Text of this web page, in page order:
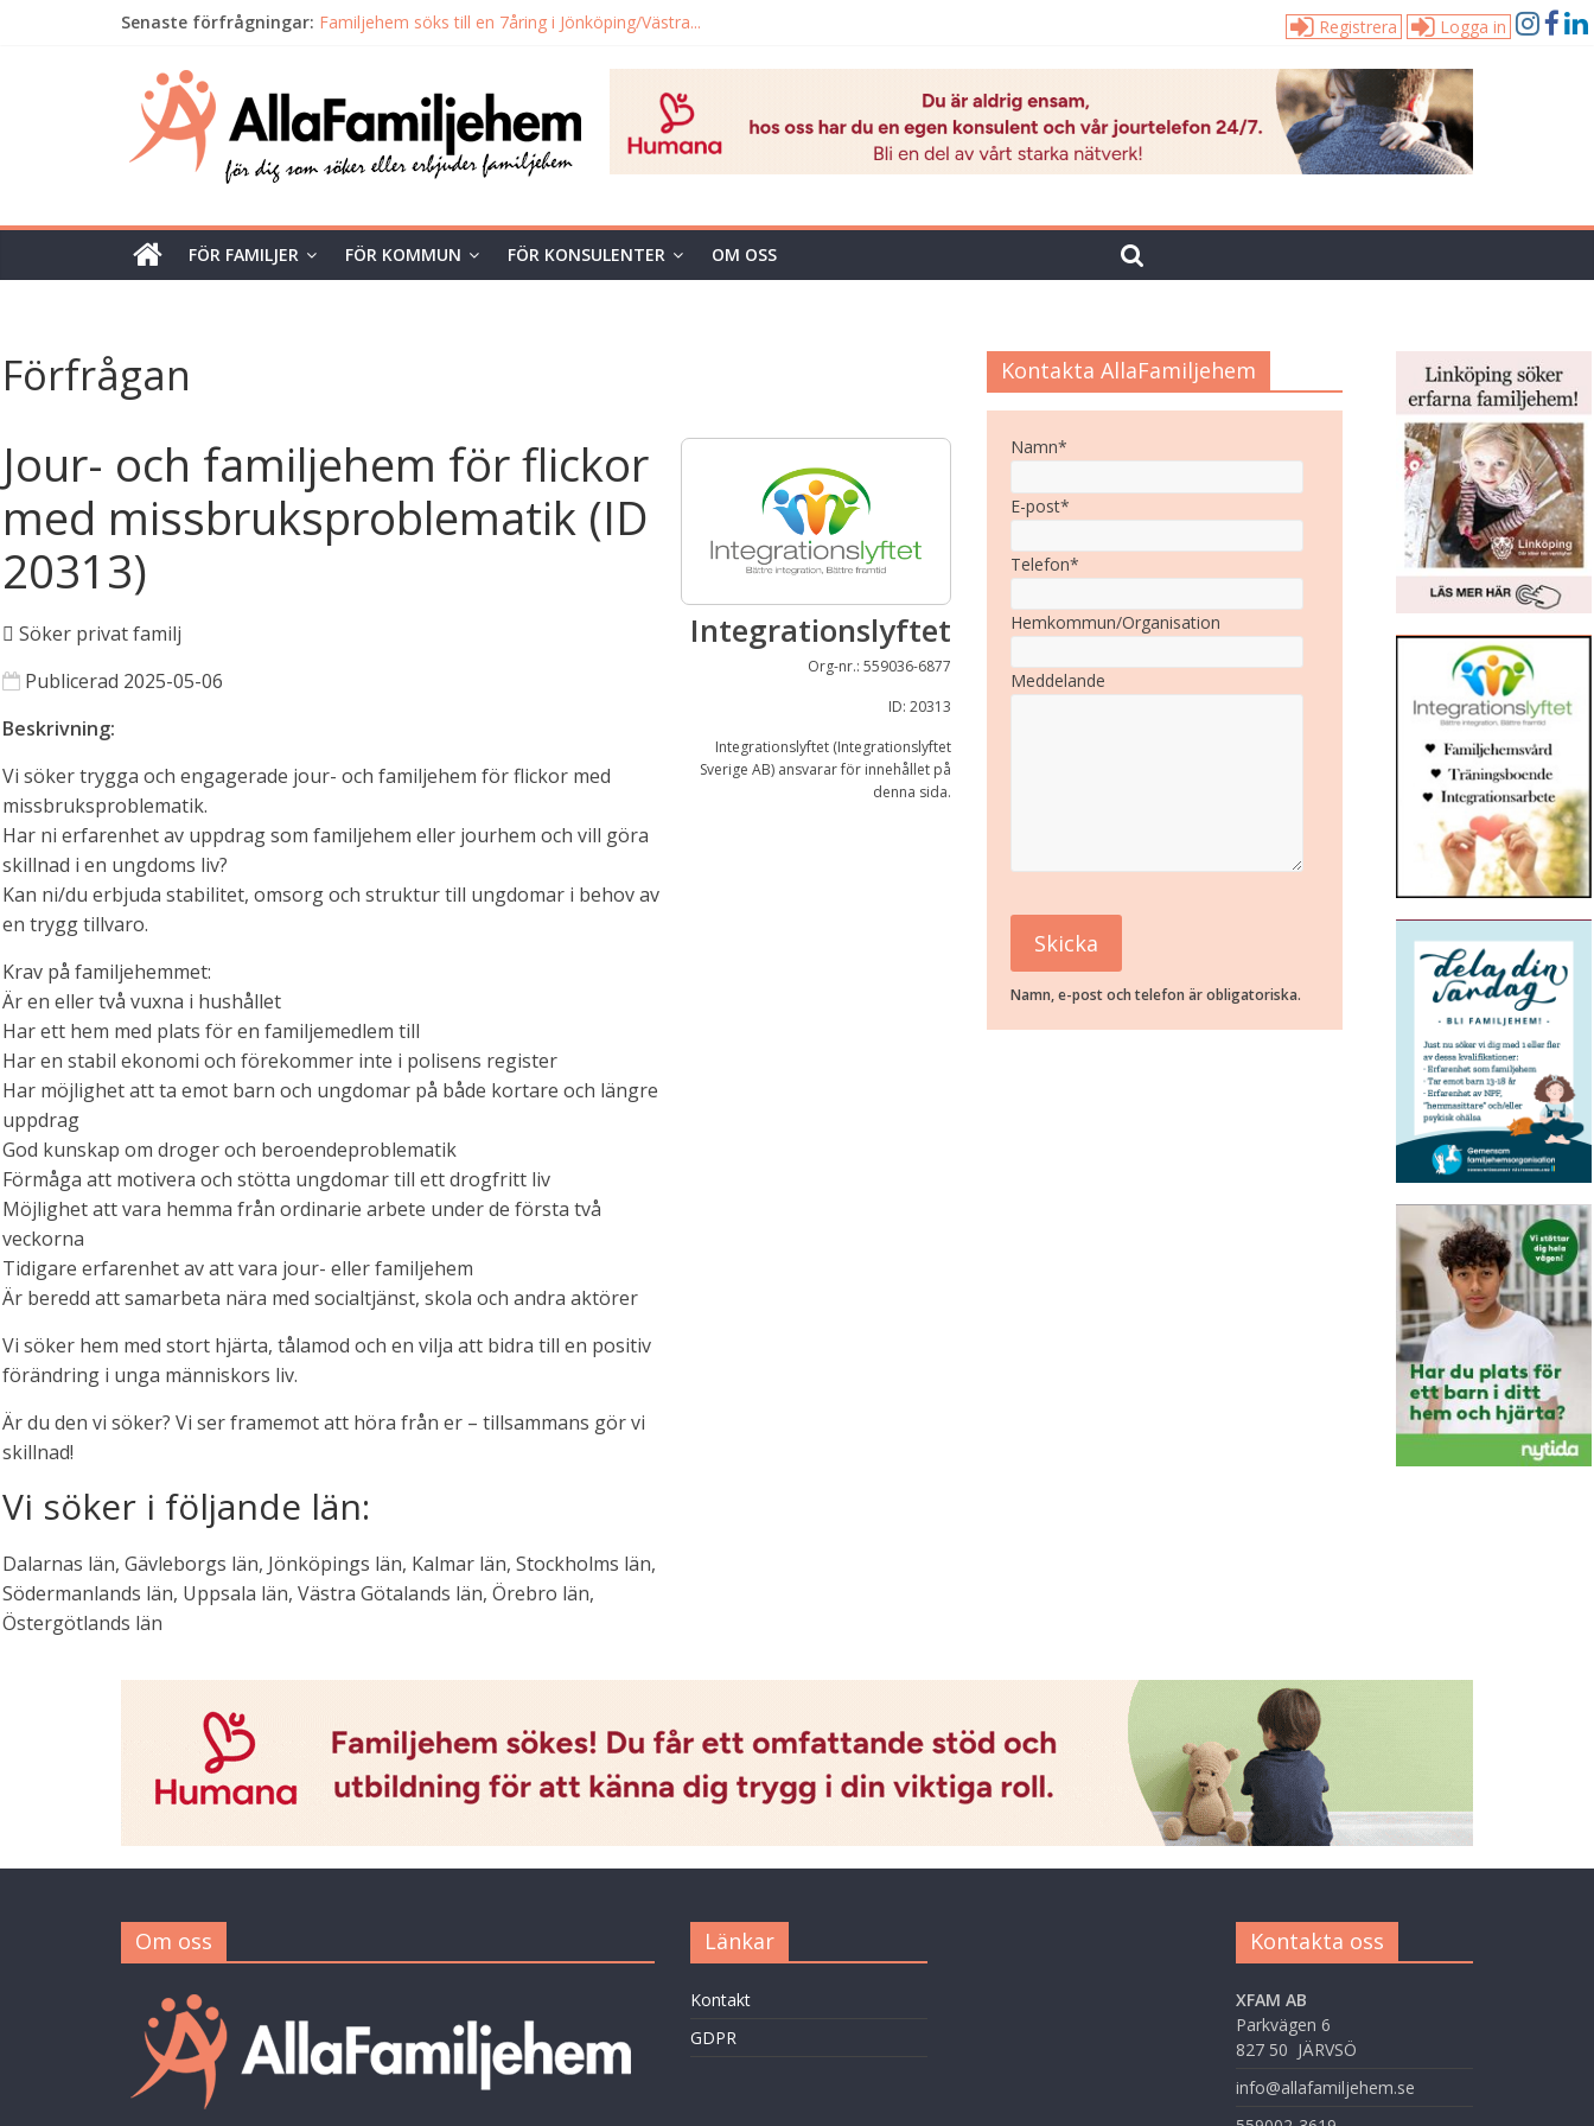
Senaste förfrågningar: Familjehem söks till en 7åring i Jönköping/Västra...
Fler jour- & familjehem sökes till barn...
Jourhem och familjehem sökes till pojke f.2019
Registrera Logga in
Alla
Familjehem
tjänst
för
eller
familjehem
FÖR FAMILJER FÖR KOMMUN FÖR KONSULENTER OM OSS
Förfrågan
Jour- och familjehem för flickor
med missbruksproblematik (ID
20313)
Söker privat familj
Publicerad 2025-05-06
Beskrivning:
Vi söker trygga och engagerade jour- och familjehem för flickor med
missbruksproblematik.
Har ni erfarenhet av uppdrag som familjehem eller jourhem och vill göra
skillnad i en ungdoms liv?
Kan ni/du erbjuda stabilitet, omsorg och struktur till ungdomar i behov av
en trygg tillvaro.
Krav på familjehemmet:
Är en eller två vuxna i hushållet
Har ett hem med plats för en familjemedlem till
Har en stabil ekonomi och förekommer inte i polisens register
Har möjlighet att ta emot barn och ungdomar på både kortare och längre
uppdrag
God kunskap om droger och beroendeproblematik
Förmåga att motivera och stötta ungdomar till ett drogfritt liv
Möjlighet att vara hemma från ordinarie arbete under de första två
veckorna
Tidigare erfarenhet av att vara jour- eller familjehem
Är beredd att samarbeta nära med socialtjänst, skola och andra aktörer
Vi söker hem med stort hjärta, tålamod och en vilja att bidra till en positiv
förändring i unga människors liv.
Är du den vi söker? Vi ser framemot att höra från er – tillsammans gör vi
skillnad!
Vi söker i följande län:
Dalarnas län, Gävleborgs län, Jönköpings län, Kalmar län, Stockholms län,
Södermanlands län, Uppsala län, Västra Götalands län, Örebro län,
Östergötlands län
Integrationslyftet
Org-nr.: 559036-6877
ID: 20313
Integrationslyftet (Integrationslyftet
Sverige AB) ansvarar för innehållet på
denna sida.
Kontakta AllaFamiljehem
Namn*
E-post*
Telefon*
Hemkommun/Organisation
Meddelande
Namn, e-post och telefon är obligatoriska.
Om oss Länkar
Kontakt
GDPR
Kontakta oss
XFAM AB
Parkvägen 6
827 50 JÄRVSÖ
info@allafamiljehem.se